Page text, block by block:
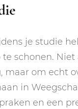
je studie
schonen. Niet
maar om echt
in
en een